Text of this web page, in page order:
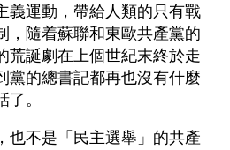
義運動，帶給人類的只有戰
，隨着蘇聯和東歐共產黨的
荒誕劇在上個世紀末終於走
黨的總書記都再也沒有什麼
。
也不是「民主選舉」的共產